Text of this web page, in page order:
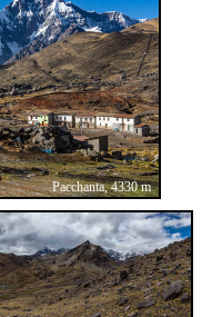
Pacchanta, 4330 m